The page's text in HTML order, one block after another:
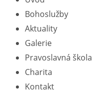
Bohoslužby
Aktuality
Galerie
Pravoslavná škola
Charita
Kontakt